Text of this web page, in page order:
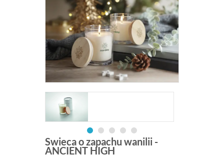
Swieca o zapachu wanilii -
ANCIENT HIGH